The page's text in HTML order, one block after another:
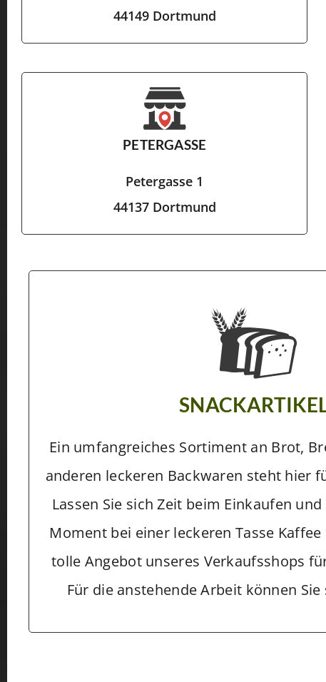
44149 Dortmund
PETERGASSE
Petergasse 1
44137 Dortmund
Ein umfangreiches Sortiment an Brot,
anderen leckeren Backwaren steht hier
Lassen Sie sich Zeit beim Einkaufen
Moment bei einer leckeren Tasse
tolle Angebot unseres Verkaufsshops
Für die anstehende Arbeit können